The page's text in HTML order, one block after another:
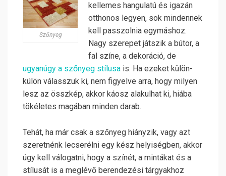
Szőnyeg
kellemes hangulatú és igazán
otthonos legyen, sok mindennek
kell passzolnia egymáshoz.
Nagy szerepet játszik a bútor, a
fal színe, a dekoráció, de
ugyanúgy a szőnyeg stílusa is. Ha ezeket külön-
külön válasszuk ki, nem figyelve arra, hogy milyen
lesz az összkép, akkor káosz alakulhat ki, hiába
tökéletes magában minden darab.
Tehát, ha már csak a szőnyeg hiányzik, vagy azt
szeretnénk lecserélni egy kész helyiségben, akkor
úgy kell válogatni, hogy a színét, a mintákat és a
stílusát is a meglévő berendezési tárgyakhoz